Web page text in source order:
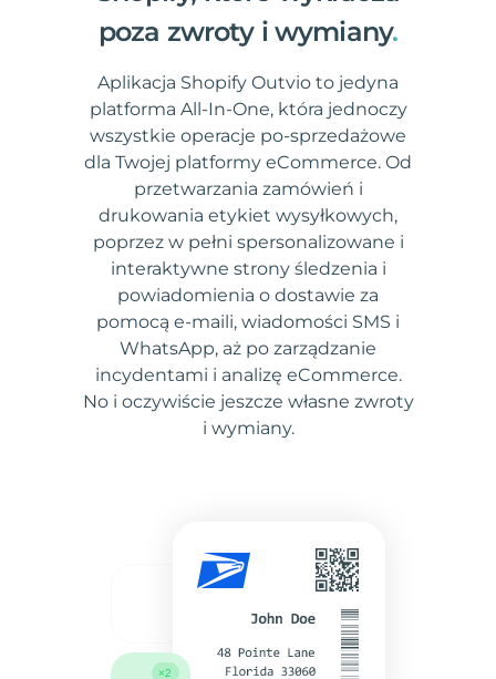
poza zwroty i wymiany.
Aplikacja Shopify Outvio to jedyna
platforma All-In-One, która jednoczy
wszystkie operacje po-sprzedażowe
dla Twojej platformy eCommerce. Od
przetwarzania zamówień i
drukowania etykiet wysyłkowych,
poprzez w pełni spersonalizowane i
interaktywne strony śledzenia i
powiadomienia o dostawie za
pomocą e-maili, wiadomości SMS i
WhatsApp, aż po zarządzanie
incydentami i analizę eCommerce.
No i oczywiście jeszcze własne zwroty
i wymiany.